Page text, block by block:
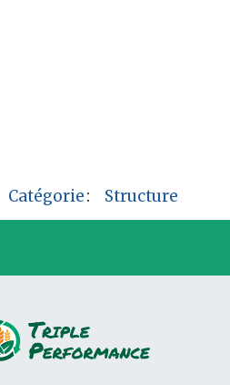
Catégorie: Structure